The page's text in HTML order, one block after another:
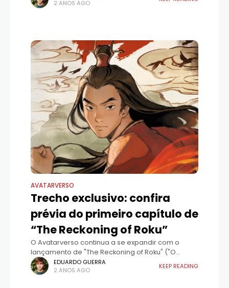
do universo expandido da série, finalmente
2 ANOS AGO
AVATARVERSO
Trecho exclusivo: confira
prévia do primeiro capítulo de
“The Reckoning of Roku”
O Avatarverso continua a se expandir com o
lançamento de "The Reckoning of Roku" ("O
Julgamento de Roku", em tradução livre), um
novo livro do autor Randy Ribay. Esta é
EDUARDO GUERRA
2 ANOS AGO
KEEP READING